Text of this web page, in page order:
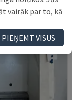
vairāk par to, kā
PIEŅEMT VISUS